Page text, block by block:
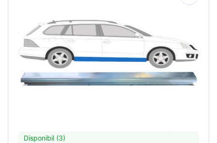
Disponibil (3)